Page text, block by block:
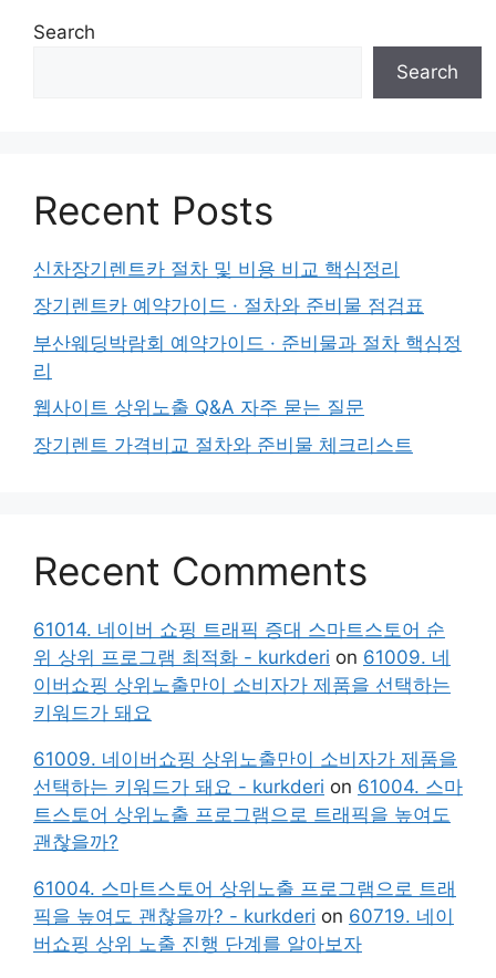
Search
Search
Recent Posts
신차장기렌트카 절차 및 비용 비교 핵심정리
장기렌트카 예약가이드 · 절차와 준비물 점검표
부산웨딩박람회 예약가이드 · 준비물과 절차 핵심정
리
웹사이트 상위노출 Q&A 자주 묻는 질문
장기렌트 가격비교 절차와 준비물 체크리스트
Recent Comments
61014. 네이버 쇼핑 트래픽 증대 스마트스토어 순
위 상위 프로그램 최적화 - kurkderi on 61009. 네
이버쇼핑 상위노출만이 소비자가 제품을 선택하는
키워드가 돼요
61009. 네이버쇼핑 상위노출만이 소비자가 제품을
선택하는 키워드가 돼요 - kurkderi on 61004. 스마
트스토어 상위노출 프로그램으로 트래픽을 높여도
괜찮을까?
61004. 스마트스토어 상위노출 프로그램으로 트래
픽을 높여도 괜찮을까? - kurkderi on 60719. 네이
버쇼핑 상위 노출 진행 단계를 알아보자